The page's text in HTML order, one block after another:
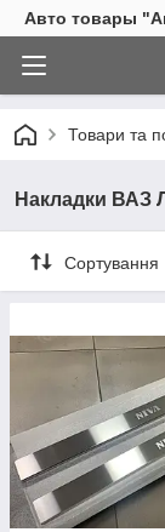
Авто товары
Товари та
Накладки ВАЗ
Сортування